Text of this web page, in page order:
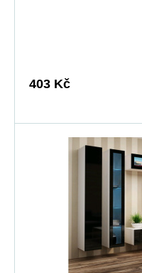
403 Kč